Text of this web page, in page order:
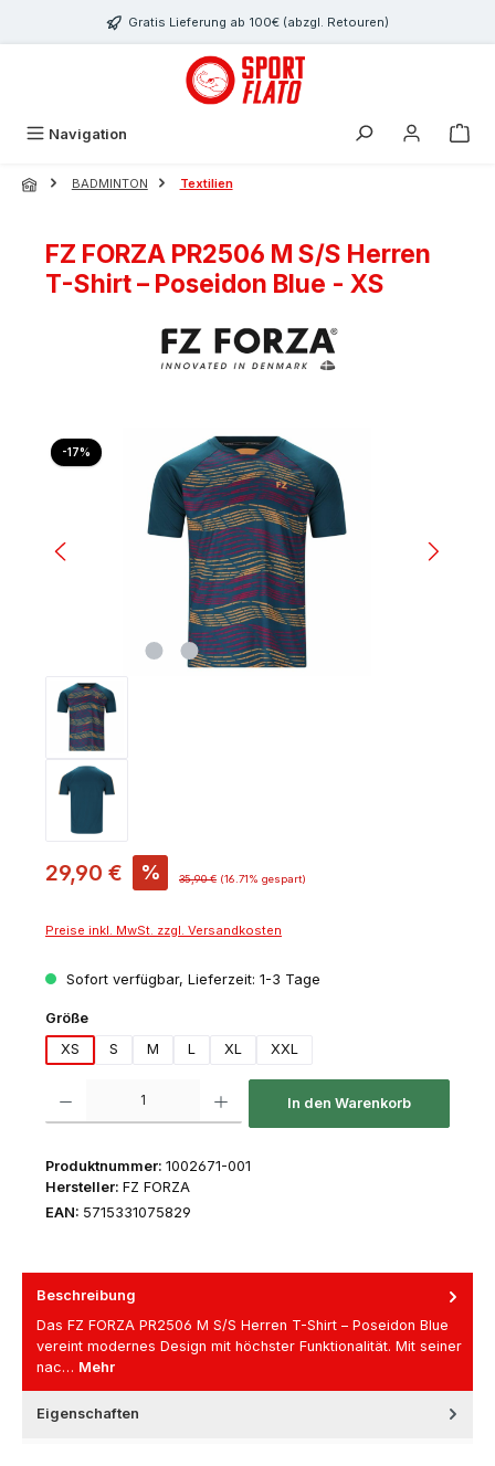
Zum Hauptinhalt springenGratis Lieferung ab 100€ (abzgl. Retouren)
Navigation
BADMINTON Textilien
FZ FORZA PR2506 M S/S Herren
T-Shirt – Poseidon Blue - XS
Bildergalerie überspringen
-17% Rabatt
29,90 € % 35,90 € (16.71% gespart)
Preise inkl. MwSt. zzgl. Versandkosten
Sofort verfügbar, Lieferzeit: 1-3 Tage
Größeauswählen
XS
S M L XL XXL
In den Warenkorb
Produktnummer: 1002671-001
Hersteller: FZ FORZA
EAN: 5715331075829
Beschreibung
Das FZ FORZA PR2506 M S/S Herren T-Shirt – Poseidon Blue
vereint modernes Design mit höchster Funktionalität. Mit seiner
nac… Mehr
Eigenschaften